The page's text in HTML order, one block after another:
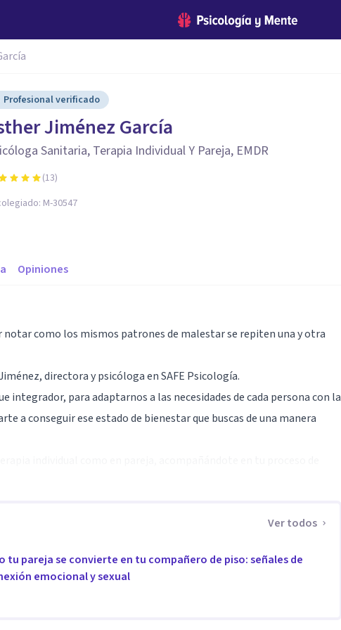
Profesional verificado
Jiménez García
Sanitaria, Terapia Individual Y Pareja, EMDR
(13)
M-30547
Opiniones
como los mismos patrones de malestar se repiten una y otra
directora y psicóloga en SAFE Psicología.
integrador, para adaptarnos a las necesidades de cada persona con la
a conseguir ese estado de bienestar que buscas de una manera
de Pareja, Sexología Clínica y Terapia Sistémica. Esto nos
se adapte mejor a tu situación.
los que yo y mi equipo te podemos ayudar:
ansiedad, dependencia emocional, ruptura, sexualidad, trastornos de
Ver todos
tu pareja se convierte en tu compañero de piso: señales de
emocional y sexual